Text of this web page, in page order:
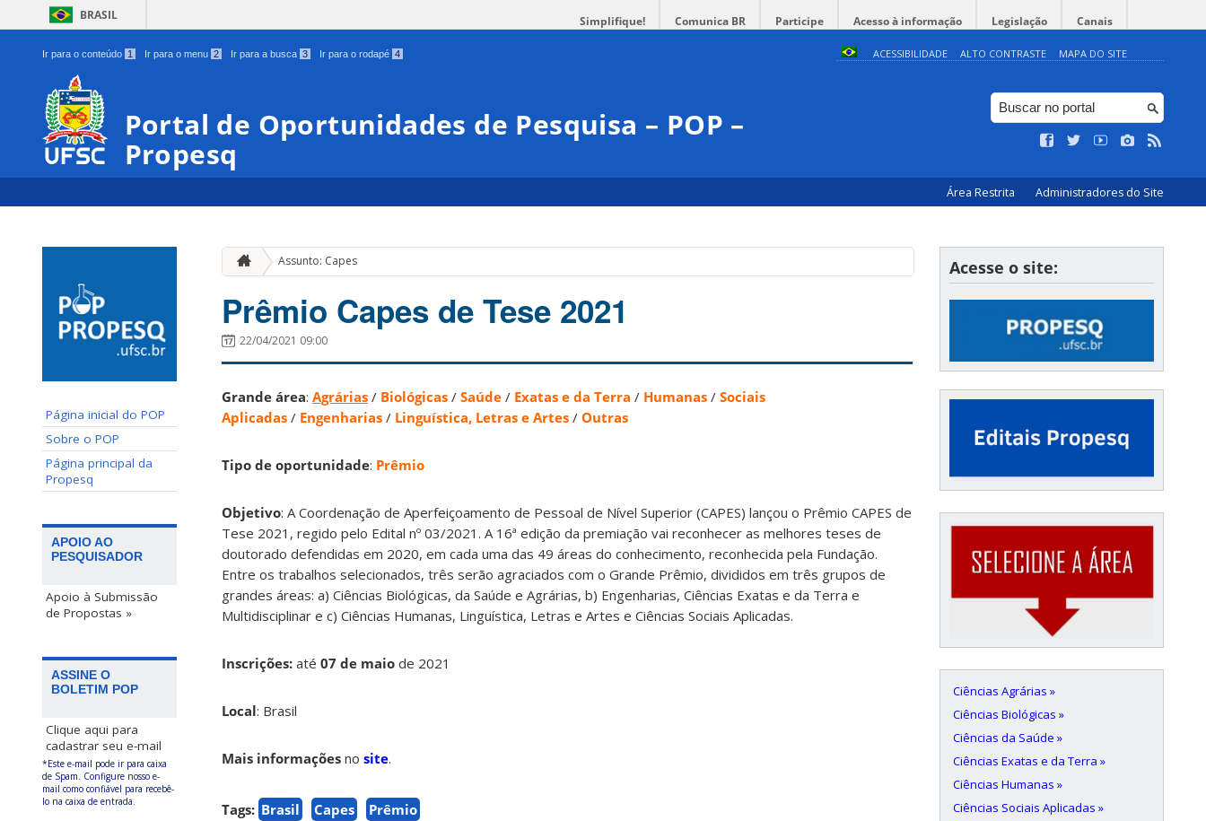
BRASIL Simplifique! Comunica BR Participe Acesso à informação Legislação Canais
Ir para o conteúdo 1 Ir para o menu 2 Ir para a busca 3 Ir para o rodapé 4 ACESSIBILIDADE ALTO CONTRASTE MAPA DO SITE
Portal de Oportunidades de Pesquisa – POP –
Propesq
Área Restrita Administradores do Site
Página inicial do POP
Sobre o POP
Página principal da
Propesq
APOIO AO
PESQUISADOR
Apoio à Submissão
de Propostas »
ASSINE O
BOLETIM POP
Clique aqui para
cadastrar seu e-mail
*Este e-mail pode ir para caixa
de Spam. Configure nosso e-
mail como confiável para recebê-
lo na caixa de entrada.
Assunto: Capes
Prêmio Capes de Tese 2021
22/04/2021 09:00
Grande área: Agrárias / Biológicas / Saúde / Exatas e da Terra / Humanas / Sociais
Aplicadas / Engenharias / Linguística, Letras e Artes / Outras
Tipo de oportunidade: Prêmio
Objetivo: A Coordenação de Aperfeiçoamento de Pessoal de Nível Superior (CAPES) lançou o Prêmio CAPES de
Tese 2021, regido pelo Edital nº 03/2021. A 16ª edição da premiação vai reconhecer as melhores teses de
doutorado defendidas em 2020, em cada uma das 49 áreas do conhecimento, reconhecida pela Fundação.
Entre os trabalhos selecionados, três serão agraciados com o Grande Prêmio, divididos em três grupos de
grandes áreas: a) Ciências Biológicas, da Saúde e Agrárias, b) Engenharias, Ciências Exatas e da Terra e
Multidisciplinar e c) Ciências Humanas, Linguística, Letras e Artes e Ciências Sociais Aplicadas.
Inscrições: até 07 de maio de 2021
Local: Brasil
Mais informações no site.
Tags: Brasil Capes Prêmio
Acesse o site:
Ciências Agrárias »
Ciências Biológicas »
Ciências da Saúde »
Ciências Exatas e da Terra »
Ciências Humanas »
Ciências Sociais Aplicadas »